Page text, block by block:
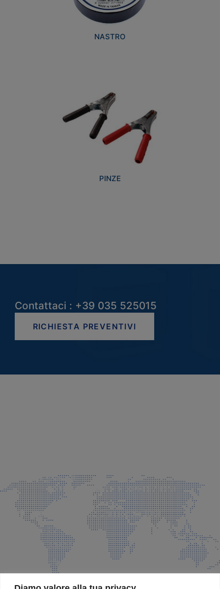
NASTRO
PINZE
Contattaci : +39 035 525015
RICHIESTA PREVENTIVI
info@faeg.it
COMMERCIALE E SPEDIZIONI
Via Padre Elzi, 32 Grassobbio (BG)
035 525015
035 335037
info@faeg.it
SITE MAP